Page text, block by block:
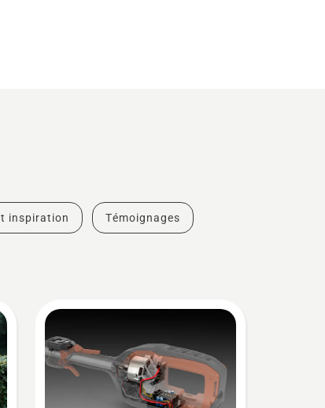
inspiration Témoignages